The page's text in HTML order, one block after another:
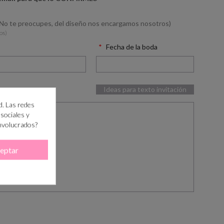
te preocupes, del diseño nos encargamos nosotros)
Fecha de la boda
Ideas para texto invitación
Las redes
y